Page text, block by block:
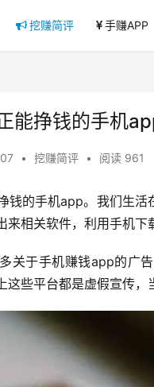
挖赚简评 手赚APP
能挣钱的手机
• 挖赚简评 • 阅读 961
钱的手机app。我们生活
来相关软件，利用手机下
关于手机赚钱app的广
些平台都是虚假宣传，